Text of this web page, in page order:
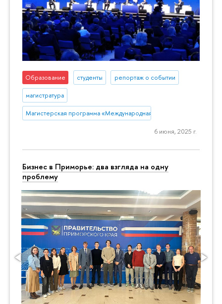
Образование студенты репортаж о событии
магистратура
Магистерская программа «Международная торговая политика»
6 июня, 2025 г.
Бизнес в Приморье: два взгляда на одну
проблему